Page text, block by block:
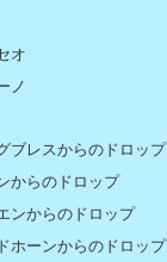
オ
ノ
ブレスからのドロップ
からのドロップ
ンからのドロップ
ホーンからのドロップ